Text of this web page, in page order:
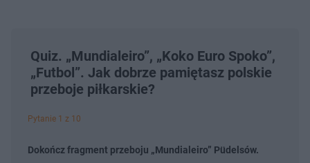
Quiz. „Mundialeiro”, „Koko Euro Spoko”,
„Futbol”. Jak dobrze pamiętasz polskie
przeboje piłkarskie?
Pytanie 1 z 10
Dokończ fragment przeboju „Mundialeiro” Püdelsów.